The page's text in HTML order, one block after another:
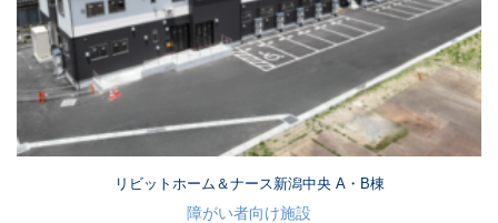
リビットホーム＆ナース新潟中央 A・B棟
障がい者向け施設